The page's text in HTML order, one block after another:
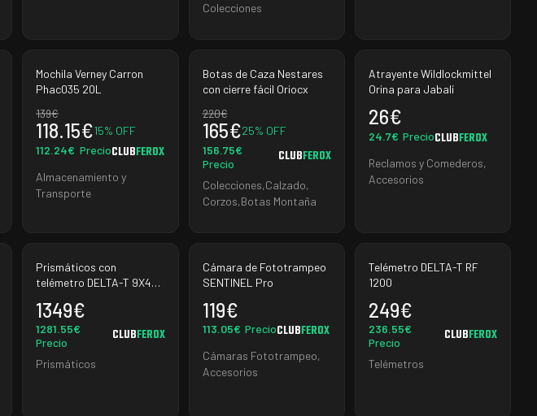
Colecciones
Mochila Verney Carron
Phac035 20L
139€
118.15€15% OFF
112.24€ PrecioCLUBFEROX
Almacenamiento y
Transporte
Botas de Caza Nestares
con cierre fácil Oriocx
220€
165€25% OFF
156.75€
Precio
CLUBFEROX
Colecciones,Calzado,
Corzos,Botas Montaña
Atrayente Wildlockmittel
Orina para Jabalí
26€
24.7€ PrecioCLUBFEROX
Reclamos y Comederos,
Accesorios
Prismáticos con
telémetro DELTA-T 9X45
1349€
1281.55€
Precio
CLUBFEROX
Prismáticos
Cámara de Fototrampeo
SENTINEL Pro
119€
113.05€ PrecioCLUBFEROX
Cámaras Fototrampeo,
Accesorios
Telémetro DELTA-T RF
1200
249€
236.55€
Precio
CLUBFEROX
Telémetros